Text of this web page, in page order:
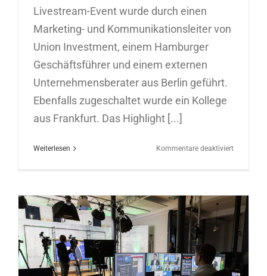
Livestream-Event wurde durch einen
Marketing- und Kommunikationsleiter von
Union Investment, einem Hamburger
Geschäftsführer und einem externen
Unternehmensberater aus Berlin geführt.
Ebenfalls zugeschaltet wurde ein Kollege
aus Frankfurt. Das Highlight [...]
Weiterlesen Kommentare deaktiviertfür
Dialog